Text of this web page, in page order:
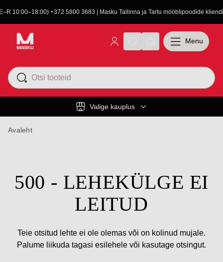
10:00–18:00) +372 5800 3683 | Masku Tallinna ja Tartu mööblipoodide
Valige kauplus
Menu
Avaleht
500 - LEHEKÜLGE EI
LEITUD
Teie otsitud lehte ei ole olemas või on kolinud mujale.
Palume liikuda tagasi esilehele või kasutage otsingut.